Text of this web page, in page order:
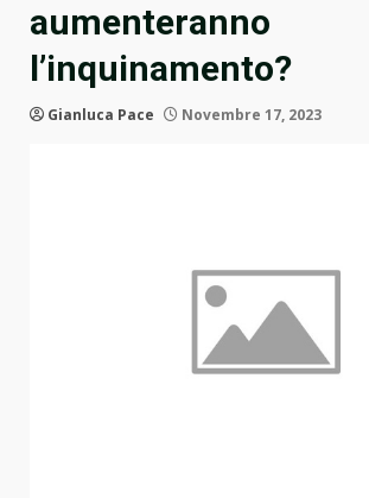
aumenteranno
l’inquinamento?
Gianluca Pace Novembre 17, 2023